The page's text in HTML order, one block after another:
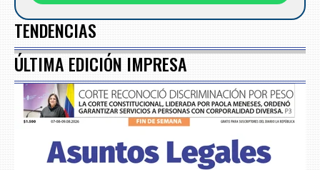
TENDENCIAS
ÚLTIMA EDICIÓN IMPRESA